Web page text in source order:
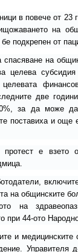
в повече от
на
бе подкрепен от
на
субсидия
две
за да може да
поставиха и
е взето
общинските
на
при 44-ото
и
Управителя